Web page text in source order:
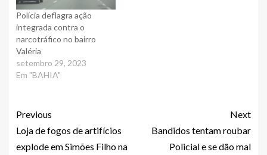
Polícia deflagra ação
integrada contra o
narcotráfico no bairro
Valéria
setembro 29, 2023
Em "BAHIA"
Previous
Loja de fogos de artifícios
explode em Simões Filho na
Next
Bandidos tentam roubar
Policial e se dão mal